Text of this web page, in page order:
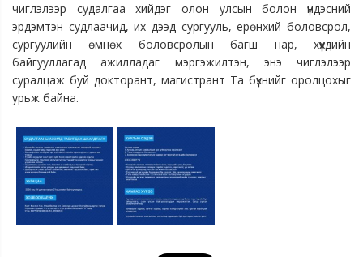
чиглэлээр судалгаа хийдэг олон улсын болон үндэсний
эрдэмтэн судлаачид, их дээд сургууль, ерөнхий боловсрол,
сургуулийн өмнөх боловсролын багш нар, хүүхдийн
байгууллагад ажилладаг мэргэжилтэн, энэ чиглэлээр
суралцаж буй докторант, магистрант Та бүхнийг оролцохыг
урьж байна.